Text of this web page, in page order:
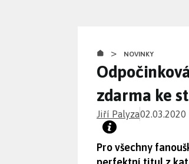
> NOVINKY
zdarma ke
Jiří Palyza02.03.2020
Pro všechny